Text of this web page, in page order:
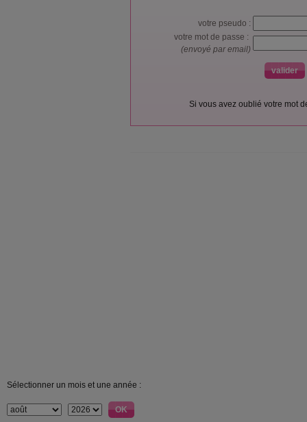
votre pseudo :
votre mot de passe :
(envoyé par email)
Si vous avez oublié votre mot
Sélectionner un mois et une année :